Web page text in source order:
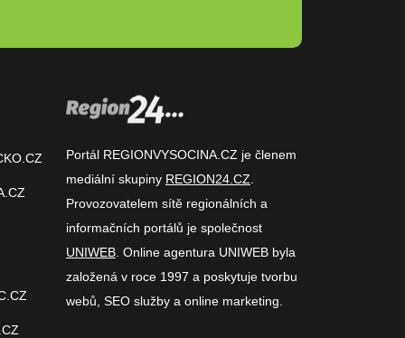
Portál REGIONVYSOCINA.CZ je členem
mediální skupiny REGION24.CZ
Provozovatelem sítě regionálních a
informačních portálů je společnost
UNIWEB . Online agentura UNIWEB byla
založená v roce 1997 a poskytuje tvorbu
webů, SEO služby a online marketing.